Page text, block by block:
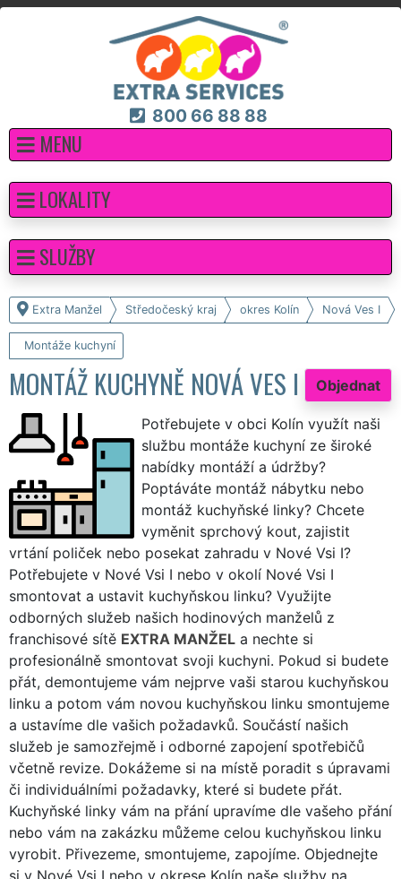
800 66 88 88
MENU
Extra Manžel Středočeský kraj okres Kolín Nová Ves I
Montáže kuchyní
Objednat
MONTÁŽ KUCHYNĚ NOVÁ VES I
Potřebujete v obci Kolín využít naši
službu montáže kuchyní ze široké
nabídky montáží a údržby?
Poptáváte montáž nábytku nebo
montáž kuchyňské linky? Chcete
vyměnit sprchový kout, zajistit
vrtání poliček nebo posekat zahradu v Nové Vsi I?
Potřebujete v Nové Vsi I nebo v okolí Nové Vsi I
smontovat a ustavit kuchyňskou linku? Využijte
odborných služeb našich hodinových manželů z
franchisové sítě EXTRA MANŽEL a nechte si
profesionálně smontovat svoji kuchyni. Pokud si budete
přát, demontujeme vám nejprve vaši starou kuchyňskou
linku a potom vám novou kuchyňskou linku smontujeme
a ustavíme dle vašich požadavků. Součástí našich
služeb je samozřejmě i odborné zapojení spotřebičů
včetně revize. Dokážeme si na místě poradit s úpravami
či individuálními požadavky, které si budete přát.
Kuchyňské linky vám na přání upravíme dle vašeho přání
nebo vám na zakázku můžeme celou kuchyňskou linku
vyrobit. Přivezeme, smontujeme, zapojíme. Objednejte
si v Nové Vsi I nebo v okrese Kolín naše služby na
LOKALITY
SLUŽBY